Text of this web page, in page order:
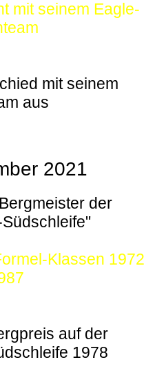
mit seinem Eagle-
mit seinem
aus
2021
der
Klassen 1972
auf der
1978